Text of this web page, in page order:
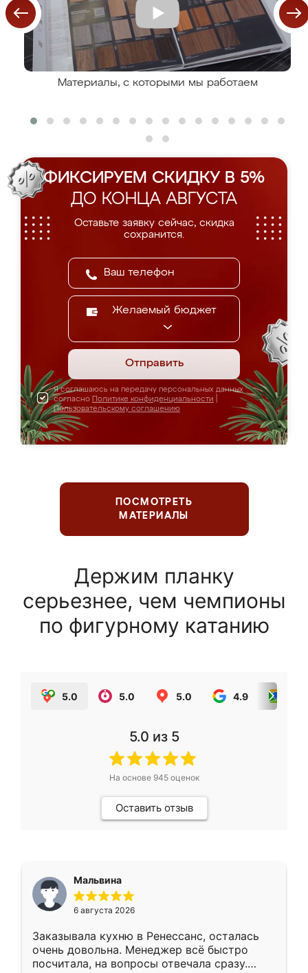
Материалы, с которыми мы работаем
ФИКСИРУЕМ СКИДКУ В 5%
ДО КОНЦА АВГУСТА
Оставьте заявку сейчас, скидка
сохранится.
Желаемый бюджет
Отправить
Я соглашаюсь на передачу персональных данных
согласно Политике конфиденциальности
Пользовательскому соглашению
ПОСМОТРЕТЬ
МАТЕРИАЛЫ
Держим планку
серьезнее, чем чемпионы
по фигурному катанию
5.0 5.0 5.0 4.9
5.0 из 5
На основе 945оценок
Оставить отзыв
Мальвина
6 августа 2026
Заказывала кухню в Ренессанс, осталась
очень довольна. Менеджер всё быстро
посчитала, на вопросы отвечала сразу.